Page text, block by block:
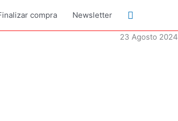
compra Newsletter Buscar
23 Agosto 2024